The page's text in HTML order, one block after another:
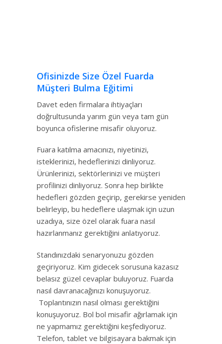
Ofisinizde Size Özel Fuarda
Müşteri Bulma Eğitimi
Davet eden firmalara ihtiyaçları
doğrultusunda yarım gün veya tam gün
boyunca ofislerine misafir oluyoruz.
Fuara katılma amacınızı, niyetinizi,
isteklerinizi, hedeflerinizi dinliyoruz.
Ürünlerinizi, sektörlerinizi ve müşteri
profilinizi dinliyoruz. Sonra hep birlikte
hedefleri gözden geçirip, gerekirse yeniden
belirleyip, bu hedeflere ulaşmak için uzun
uzadıya, size özel olarak fuara nasıl
hazırlanmanız gerektiğini anlatıyoruz.
Standınızdaki senaryonuzu gözden
geçiriyoruz. Kim gidecek sorusuna kazasız
belasız güzel cevaplar buluyoruz. Fuarda
nasıl davranacağınızı konuşuyoruz.
Toplantınızın nasıl olması gerektiğini
konuşuyoruz. Bol bol misafir ağırlamak için
ne yapmamız gerektiğini keşfediyoruz.
Telefon, tablet ve bilgisayara bakmak için